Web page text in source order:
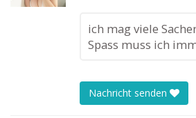
ich mag viele
Spass muss ich
Nachricht senden